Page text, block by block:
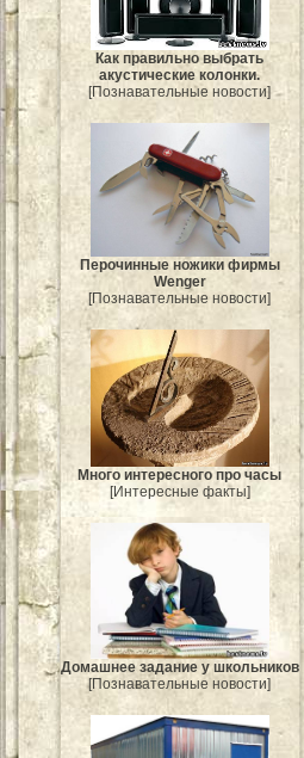
Как правильно выбрать
акустические колонки.
[Познавательные новости]
Перочинные ножики фирмы
Wenger
[Познавательные новости]
Много интересного про часы
[Интересные факты]
Домашнее задание у школьников
[Познавательные новости]